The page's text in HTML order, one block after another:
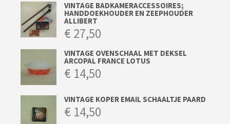
VINTAGE BADKAMERACCESSOIRES;
HANDDOEKHOUDER EN ZEEPHOUDER
ALLIBERT
€27,50
VINTAGE OVENSCHAAL MET DEKSEL
ARCOPAL FRANCE LOTUS
€ 14,50
VINTAGE KOPER EMAIL SCHAALTJE PAARD
€ 14,50